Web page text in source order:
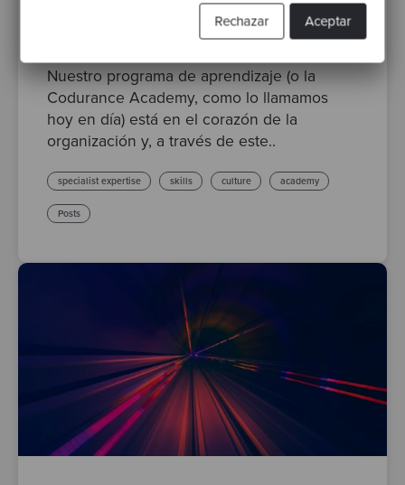
Aceptar
Rechazar
Software Apprenticeships: el corazón
Nuestro programa de aprendizaje (o la
Codurance Academy, como lo llamamos
hoy en día) está en el corazón de la
organización y, a través de este..
specialist expertise skills culture academy
Posts